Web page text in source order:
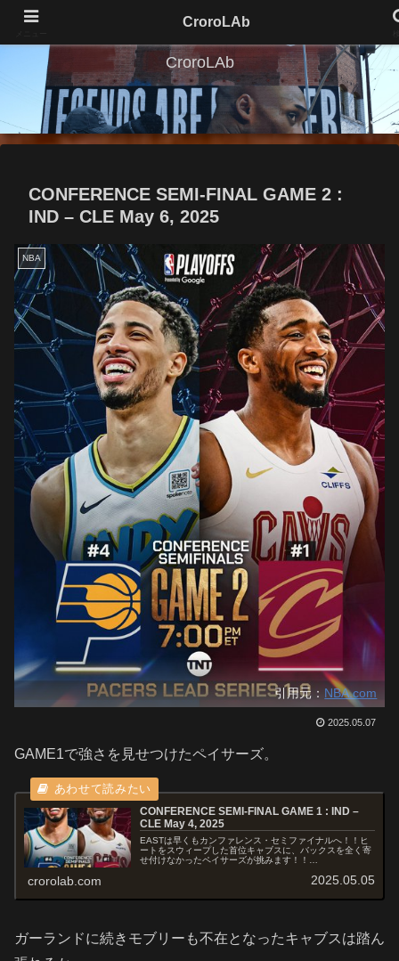
CroroLAb
CONFERENCE SEMI-FINAL GAME 2 :
IND – CLE May 6, 2025
NBA
引用元： NBA.com
2025.05.07
GAME1で強さを見せつけたペイサーズ。
CONFERENCE SEMI-FINAL GAME 1 : IND –
CLE May 4, 2025
EASTは早くもカンファレンス・セミファイナルへ！！ヒ
ートをスウィープした首位キャブスに、バックスを全く寄
せ付けなかったペイサーズが挑みます！！
crorolab.com 2025.05.05
ガーランドに続きモブリーも不在となったキャブスは踏ん
CroroLAb